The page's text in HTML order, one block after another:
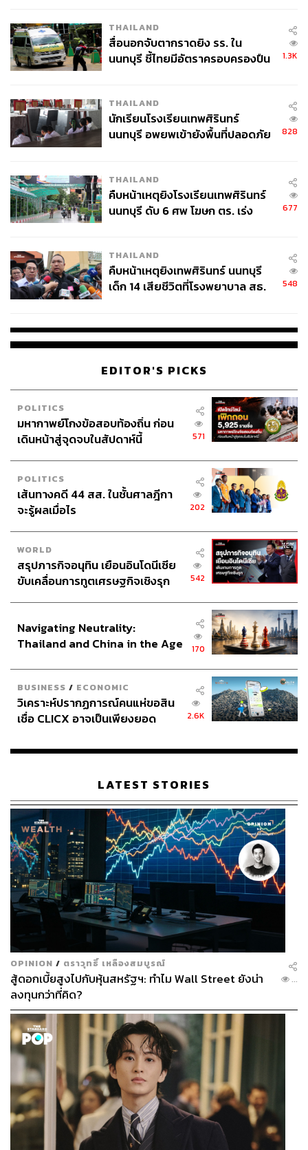
THAILAND
สื่อนอกจับตากราดยิง รร. ใน
นนทบุรี ชี้ไทยมีอัตราครอบครองปืน
1.3K
THAILAND
นักเรียนโรงเรียนเทพศิรินทร์
นนทบุรี อพยพเข้ายังพื้นที่ปลอดภัย
828
THAILAND
คืบหน้าเหตุยิงโรงเรียนเทพศิรินทร์
นนทบุรี ดับ 6 ศพ โฆษก ตร. เร่ง
677
THAILAND
คืบหน้าเหตุยิงเทพศิรินทร์ นนทบุรี
เด็ก 14 เสียชีวิตที่โรงพยาบาล สธ.
548
EDITOR'S PICKS
POLITICS
มหากาพย์โกงข้อสอบท้องถิ่น ก่อน
เดินหน้าสู่จุดจบในสัปดาห์นี้
571
POLITICS
เส้นทางคดี 44 สส. ในชั้นศาลฎีกา
จะรู้ผลเมื่อไร
202
WORLD
สรุปภารกิจอนุทิน เยือนอินโดนีเซีย
ขับเคลื่อนการทูตเศรษฐกิจเชิงรุก
542
Navigating Neutrality:
Thailand and China in the Age
170
BUSINESS / ECONOMIC
วิเคราะห์ปรากฏการณ์คนแห่ขอสิน
เชื่อ CLICX อาจเป็นเพียงยอด
เรือนไทยที่ถูกซุกไว้
2.6K
LATEST STORIES
OPINION / ตราวุทธิ์ เหลืองสมบูรณ์
สู้ดอกเบี้ยสูงไปกับหุ้นสหรัฐฯ: ทำไม Wall Street ยังน่า
ลงทุนกว่าที่คิด?
...